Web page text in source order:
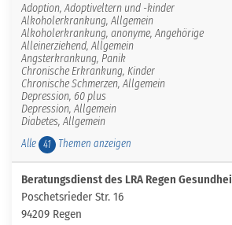
Adoption, Adoptiveltern und -kinder
Alkoholerkrankung, Allgemein
Alkoholerkrankung, anonyme, Angehörige
Alleinerziehend, Allgemein
Angsterkrankung, Panik
Chronische Erkrankung, Kinder
Chronische Schmerzen, Allgemein
Depression, 60 plus
Depression, Allgemein
Diabetes, Allgemein
Alle 41 Themen anzeigen
Beratungsdienst des LRA Regen
Poschetsrieder Str. 16
94209 Regen